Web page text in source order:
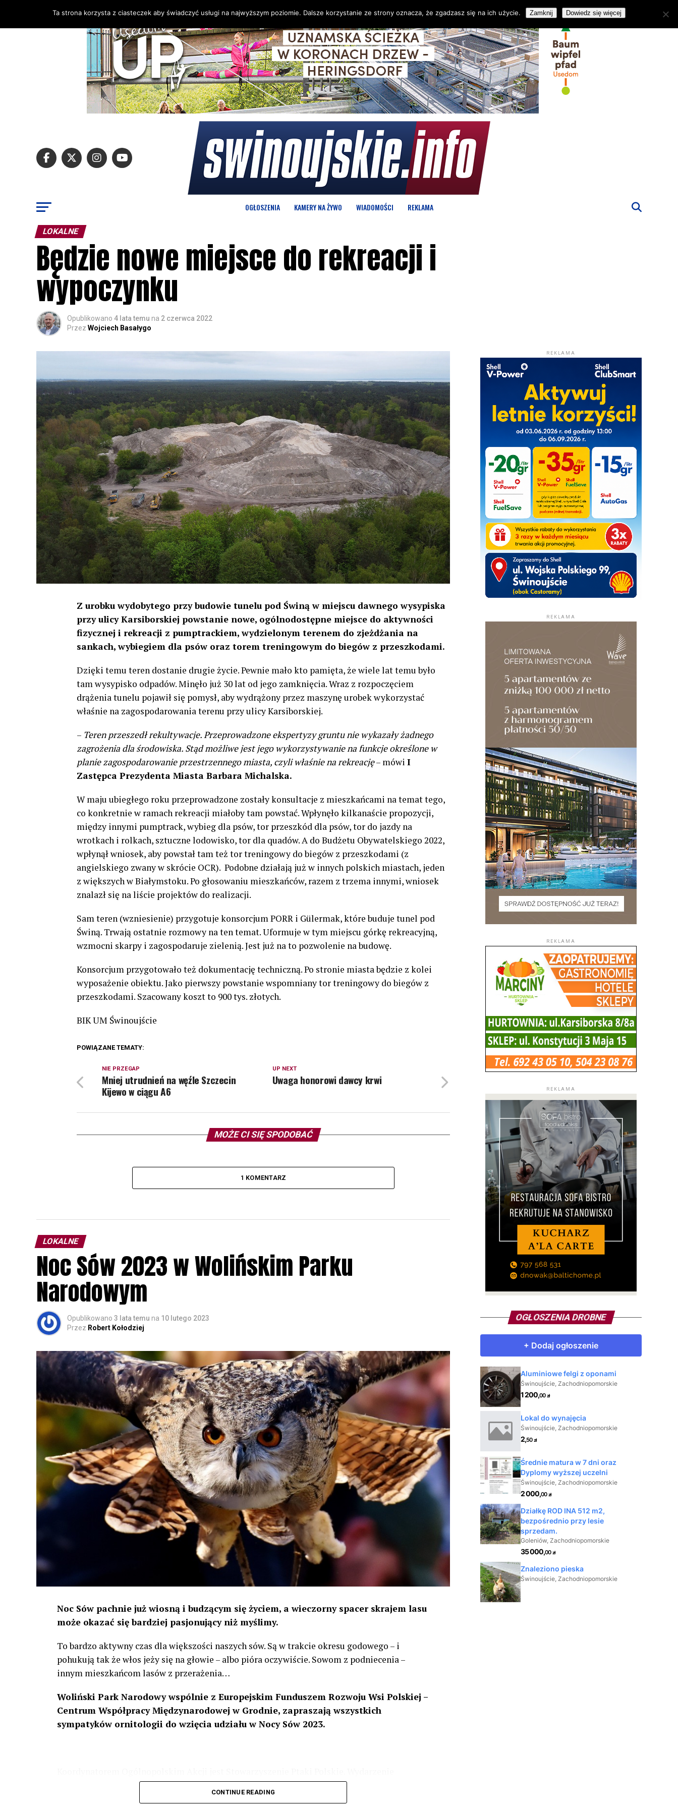
OGŁOSZENIA KAMERY NA ŻYWO WIADOMOŚCI REKLAMA
LOKALNE
Będzie nowe miejsce do rekreacji i
wypoczynku
Opublikowano 4 lata temu na 2 czerwca 2022
Przez Wojciech Basałygo
Z urobku wydobytego przy budowie tunelu pod Świną w miejscu dawnego wysypiska
przy ulicy Karsiborskiej powstanie nowe, ogólnodostępne miejsce do aktywności
fizycznej i rekreacji z pumptrackiem, wydzielonym terenem do zjeżdżania na
sankach, wybiegiem dla psów oraz torem treningowym do biegów z przeszkodami.
Dzięki temu teren dostanie drugie życie. Pewnie mało kto pamięta, że wiele lat temu było
tam wysypisko odpadów. Minęło już 30 lat od jego zamknięcia. Wraz z rozpoczęciem
drążenia tunelu pojawił się pomysł, aby wydrążony przez maszynę urobek wykorzystać
właśnie na zagospodarowania terenu przy ulicy Karsiborskiej.
– Teren przeszedł rekultywacje. Przeprowadzone ekspertyzy gruntu nie wykazały żadnego
zagrożenia dla środowiska. Stąd możliwe jest jego wykorzystywanie na funkcje określone w
planie zagospodarowanie przestrzennego miasta, czyli właśnie na rekreację– mówi I
Zastępca Prezydenta Miasta Barbara Michalska.
W maju ubiegłego roku przeprowadzone zostały konsultacje z mieszkańcami na temat tego,
co konkretnie w ramach rekreacji miałoby tam powstać. Wpłynęło kilkanaście propozycji,
między innymi pumptrack, wybieg dla psów, tor przeszkód dla psów, tor do jazdy na
wrotkach i rolkach, sztuczne lodowisko, tor dla quadów. A do Budżetu Obywatelskiego 2022,
wpłynął wniosek, aby powstał tam też tor treningowy do biegów z przeszkodami (z
angielskiego zwany w skrócie OCR). Podobne działają już w innych polskich miastach, jeden
z większych w Białymstoku. Po głosowaniu mieszkańców, razem z trzema innymi, wniosek
znalazł się na liście projektów do realizacji.
Sam teren (wzniesienie) przygotuje konsorcjum PORR i Gülermak, które buduje tunel pod
Świną. Trwają ostatnie rozmowy na ten temat. Uformuje w tym miejscu górkę rekreacyjną,
wzmocni skarpy i zagospodaruje zielenią. Jest już na to pozwolenie na budowę.
Konsorcjum przygotowało też dokumentację techniczną. Po stronie miasta będzie z kolei
wyposażenie obiektu. Jako pierwszy powstanie wspomniany tor treningowy do biegów z
przeszkodami. Szacowany koszt to 900 tys. złotych.
BIK UM Świnoujście
POWIĄZANE TEMATY:
UP NEXT
Uwaga honorowi dawcy krwi
NIE PRZEGAP
Mniej utrudnień na węźle Szczecin
Kijewo w ciągu A6
MOŻE CI SIĘ SPODOBAĆ
1 KOMENTARZ
LOKALNE
Noc Sów 2023 w Wolińskim Parku
Narodowym
Opublikowano 3 lata temu na 10 lutego 2023
Przez Robert Kołodziej
Noc Sów pachnie już wiosną i budzącym się życiem, a wieczorny spacer skrajem lasu
może okazać się bardziej pasjonujący niż myślimy.
To bardzo aktywny czas dla większości naszych sów. Są w trakcie okresu godowego – i
pohukują tak że włos jeży się na głowie – albo pióra oczywiście. Sowom z podniecenia –
innym mieszkańcom lasów z przerażenia…
Woliński Park Narodowy wspólnie z Europejskim Funduszem Rozwoju Wsi Polskiej –
Centrum Współpracy Międzynarodowej w Grodnie, zapraszają wszystkich
sympatyków ornitologii do wzięcia udziału w Nocy Sów 2023.
odbędzie się w dniach24 i 25 lutego 2023 r. wg harmonogramu przedstawionego na
CONTINUE READING
REKLAMA
REKLAMA
REKLAMA
REKLAMA
OGŁOSZENIA DROBNE
Ta strona korzysta z ciasteczek aby świadczyć usługi na najwyższym poziomie. Dalsze korzystanie ze strony oznacza, że zgadzasz się na ich użycie. Zamknij Dowiedz się więcej